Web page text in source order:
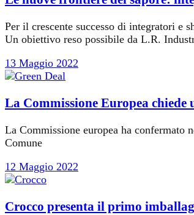
Per il crescente successo di integratori e
Un obiettivo reso possibile da L.R.
13 Maggio 2022
La Commissione Europea chiede
La Commissione europea ha
Comune
12 Maggio 2022
Crocco presenta il primo